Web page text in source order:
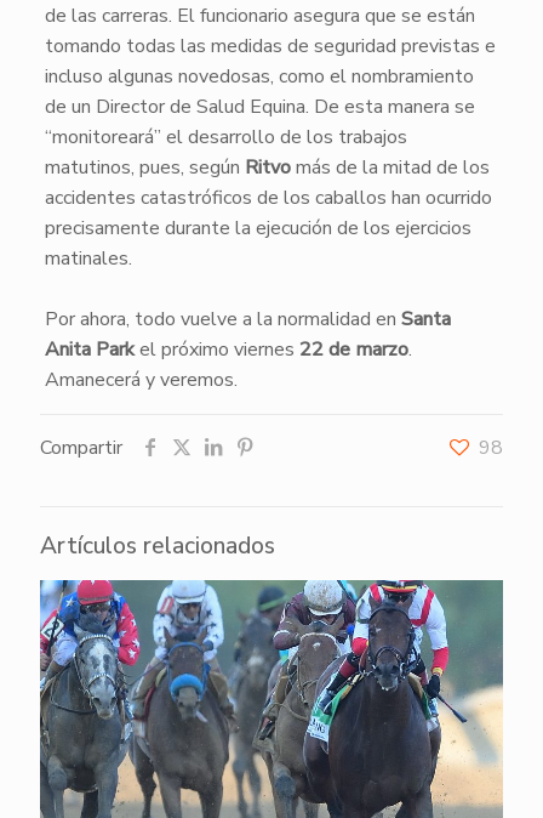
de las carreras. El funcionario asegura que se están
tomando todas las medidas de seguridad previstas e
incluso algunas novedosas, como el nombramiento
de un Director de Salud Equina. De esta manera se
“monitoreará” el desarrollo de los trabajos
matutinos, pues, según Ritvomás de la mitad de los
accidentes catastróficos de los caballos han ocurrido
precisamente durante la ejecución de los ejercicios
matinales.
Por ahora, todo vuelve a la normalidad en Santa
Anita Parkel próximo viernes 22 de marzo.
Amanecerá y veremos.
Compartir 98
Artículos relacionados